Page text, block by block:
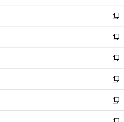
開
く
ウ
で
開
く
ン
ド
ウ
で
開
く
ウ
ィ
ン
ド
ウ
で
開
く
新
し
い
ウ
ィ
ン
ド
ウ
で
開
新
し
い
ウ
ィ
ン
ド
ウ
新
し
い
ウ
ィ
ン
新
し
い
ウ
新
し